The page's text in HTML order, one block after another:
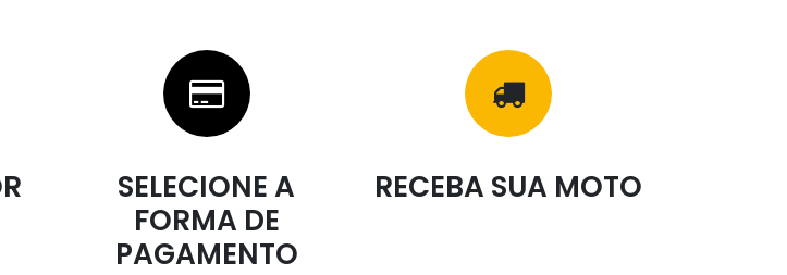
SELECIONE A
FORMA DE
PAGAMENTO
RECEBA SUA MOTO